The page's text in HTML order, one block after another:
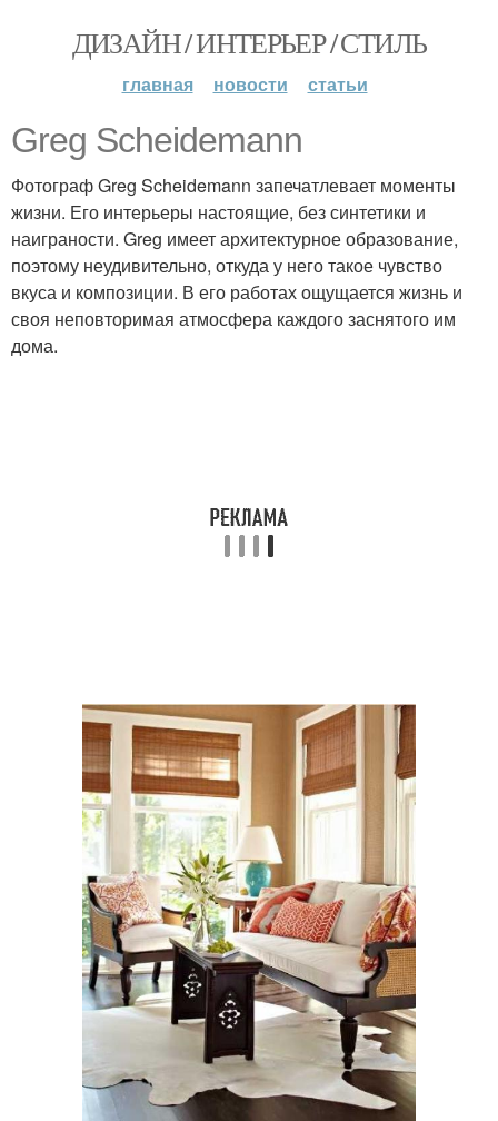
ДИЗАЙН / ИНТЕРЬЕР / СТИЛЬ
главная новости статьи
Greg Scheidemann
Фотограф Greg Scheidemann запечатлевает моменты
жизни. Его интерьеры настоящие, без синтетики и
наиграности. Greg имеет архитектурное образование,
поэтому неудивительно, откуда у него такое чувство
вкуса и композиции. В его работах ощущается жизнь и
своя неповторимая атмосфера каждого заснятого им
дома.